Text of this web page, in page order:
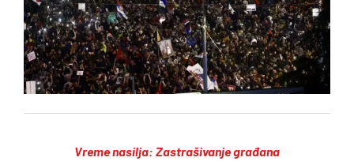
Vreme nasilja: Zastrašivanje građana